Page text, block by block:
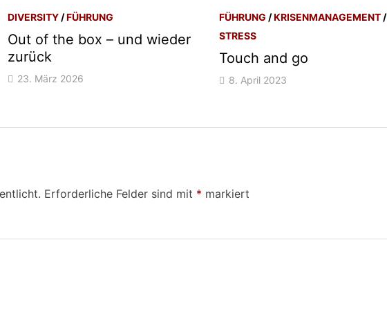
DIVERSITY/FÜHRUNG
Out of the box – und wieder
zurück
23. März 2026
FÜHRUNG /KRISENMANAGEMENT/
STRESS
Touch and go
8. April 2023
Erforderliche Felder sind mit * markiert